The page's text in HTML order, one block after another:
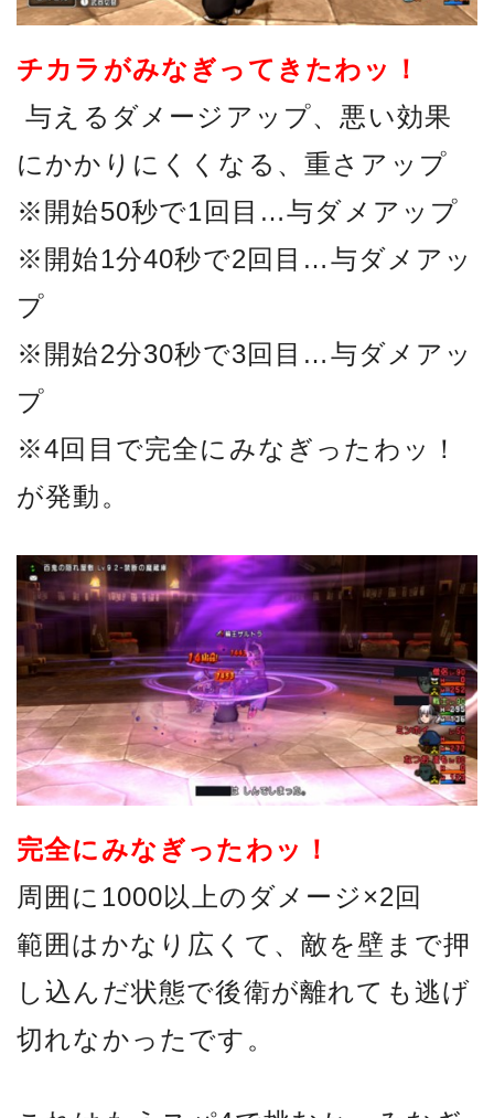
チカラがみなぎってきたわッ！
与えるダメージアップ、悪い効果
にかかりにくくなる、重さアップ
※開始50秒で1回目…与ダメアップ
※開始1分40秒で2回目…与ダメアッ
プ
※開始2分30秒で3回目…与ダメアッ
プ
※4回目で完全にみなぎったわッ！
が発動。
完全にみなぎったわッ！
周囲に1000以上のダメージ×2回
範囲はかなり広くて、敵を壁まで押
し込んだ状態で後衛が離れても逃げ
切れなかったです。